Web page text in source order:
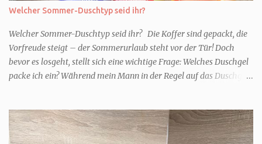
Welcher Sommer-Duschtyp seid ihr?
Welcher Sommer-Duschtyp seid ihr? Die Koffer sind gepackt, die
Vorfreude steigt – der Sommerurlaub steht vor der Tür! Doch
bevor es losgeht, stellt sich eine wichtige Frage: Welches Duschgel
packe ich ein? Während mein Mann in der Regel auf das Duschgel
Urlaub Entspannung und Wellness. Falls ihr ähnlich denkt, lasst
uns doch herausfinden, welcher Duschtyp ihr seid. TYP